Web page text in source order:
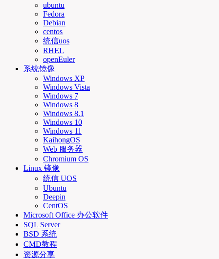
ubuntu
Fedora
Debian
centos
统信uos
RHEL
openEuler
系统镜像
Windows XP
Windows Vista
Windows 7
Windows 8
Windows 8.1
Windows 10
Windows 11
KaihongOS
Web 服务器
Chromium OS
Linux 镜像
统信 UOS
Ubuntu
Deepin
CentOS
Microsoft Office 办公软件
SQL Server
BSD 系统
CMD教程
资源分享